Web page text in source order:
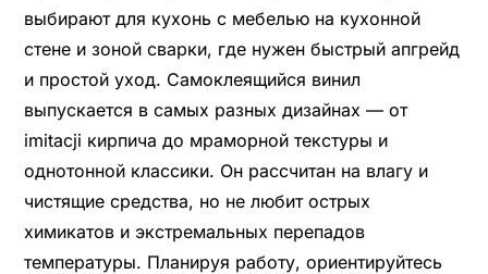
выбирают для кухонь с мебелью на кухонной
стене и зоной сварки, где нужен быстрый апгрейд
и простой уход. Самоклеящийся винил
выпускается в самых разных дизайнах — от
imitacji кирпича до мраморной текстуры и
однотонной классики. Он рассчитан на влагу и
чистящие средства, но не любит острых
химикатов и экстремальных перепадов
температуры. Планируя работу, ориентируйтесь